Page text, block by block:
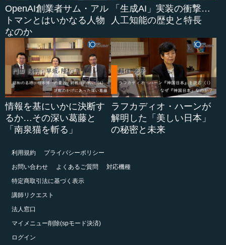
OpenAI創業者サム・アル
トマンとはいかなる人物
なのか
「生成AI」実装の衝撃…
人工知能の歴史と特長
情報を基にいかに決断す
るか…その深い葛藤と
「南泉猫を斬る」
ラフカディオ・ハーンが
解明した「美しい日本」
の秘密と未来
利用規約
プライバシーポリシー
お問い合わせ
よくあるご質問
対応機種
特定商取引法に基づく表示
講師リクエスト
法人窓口
マイメニュー削除(spモード決済)
ログイン